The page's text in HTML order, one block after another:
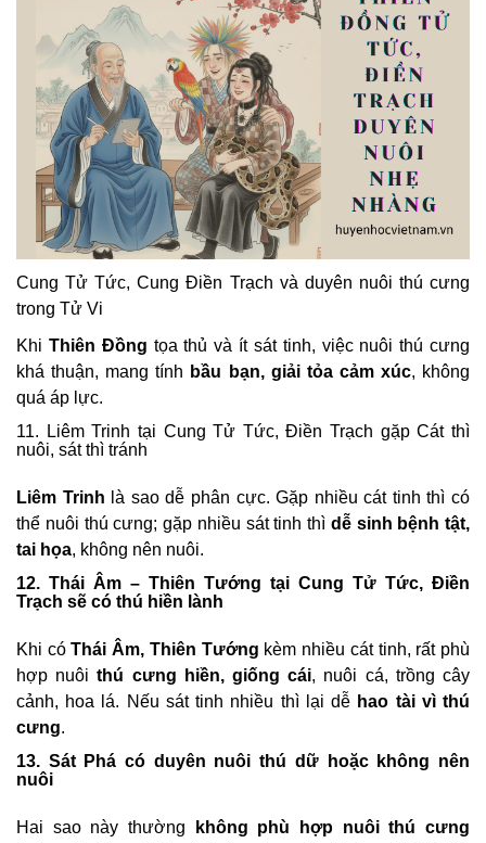
Cung Tử Tức, Cung Điền Trạch và duyên nuôi thú cưng
trong Tử Vi
Khi Thiên Đồng tọa thủ và ít sát tinh, việc nuôi thú cưng
khá thuận, mang tính bầu bạn, giải tỏa cảm xúc, không
quá áp lực.
11. Liêm Trinh tại Cung Tử Tức, Điền Trạch gặp Cát thì
nuôi, sát thì tránh
Liêm Trinh là sao dễ phân cực. Gặp nhiều cát tinh thì có
thể nuôi thú cưng; gặp nhiều sát tinh thì dễ sinh bệnh tật,
tai họa, không nên nuôi.
12. Thái Âm – Thiên Tướng tại Cung Tử Tức, Điền
Trạch sẽ có thú hiền lành
Khi cóThái Âm, Thiên Tướng kèm nhiều cát tinh, rất phù
hợp nuôithú cưng hiền, giống cái, nuôi cá, trồng cây
cảnh, hoa lá. Nếu sát tinh nhiều thì lại dễ hao tài vì thú
cưng.
13. Sát Phá có duyên nuôi thú dữ hoặc không nên
nuôi
Hai sao này thường
không phù hợp nuôi thú cưng